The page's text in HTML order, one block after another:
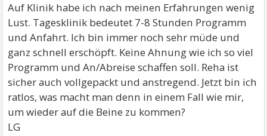
Auf Klinik habe ich nach meinen Erfahrungen wenig
Lust. Tagesklinik bedeutet 7-8 Stunden Programm
und Anfahrt. Ich bin immer noch sehr müde und
ganz schnell erschöpft. Keine Ahnung wie ich so viel
Programm und An/Abreise schaffen soll. Reha ist
sicher auch vollgepackt und anstregend. Jetzt bin ich
ratlos, was macht man denn in einem Fall wie mir,
um wieder auf die Beine zu kommen?
LG